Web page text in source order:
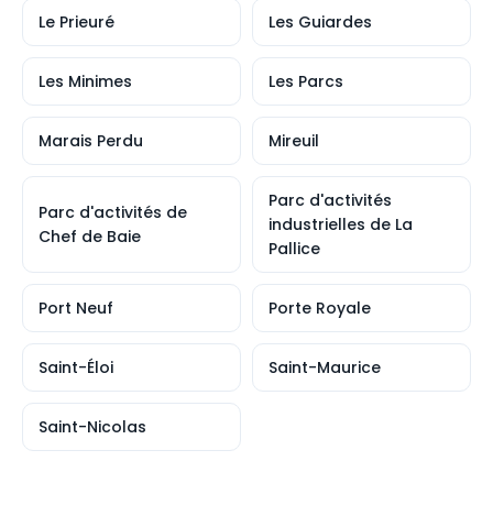
Le Prieuré Les Guiardes
Les Minimes Les Parcs
Marais Perdu Mireuil
Parc d'activités de
Chef de Baie
Parc d'activités
industrielles de La
Pallice
Port Neuf Porte Royale
Saint-Éloi Saint-Maurice
Saint-Nicolas